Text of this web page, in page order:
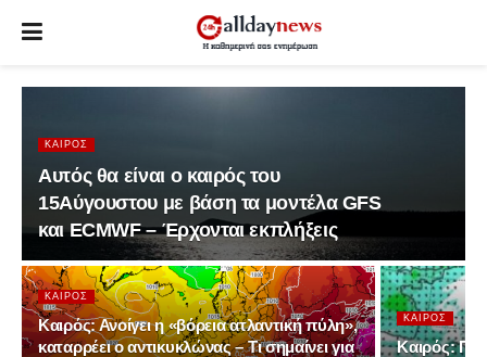
ΚΑΙΡΌΣ
Αυτός θα είναι ο καιρός του
15Αύγουστου με βάση τα μοντέλα GFS
και ECMWF – Έρχονται εκπλήξεις
ΚΑΙΡΌΣ
Καιρός: Ανοίγει η «βόρεια ατλαντική πύλη»,
καταρρέει ο αντικυκλώνας – Τι σημαίνει για
ΚΑΙΡΌΣ
Καιρός: